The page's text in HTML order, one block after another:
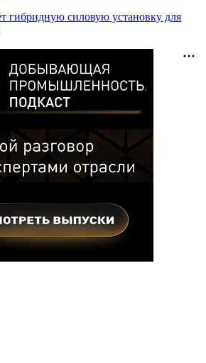
гибридную силовую установку для